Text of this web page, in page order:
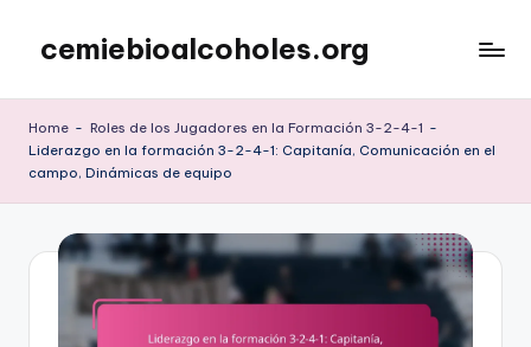
content
cemiebioalcoholes.org
Home - Roles de los Jugadores en la Formación 3-2-4-1 -
Liderazgo en la formación 3-2-4-1: Capitanía, Comunicación en el
campo, Dinámicas de equipo